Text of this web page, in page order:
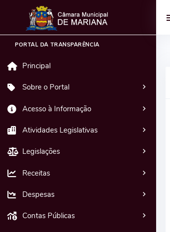
PORTAL DA TRANSPARÊNCIA
Principal
Sobre o Portal
Acesso à Informação
Atividades Legislativas
Legislações
Receitas
Despesas
Contas Públicas